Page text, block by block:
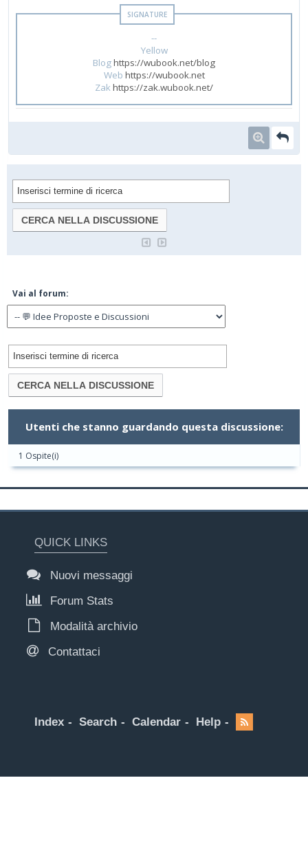
--
Yellow
Bloghttps://wubook.net/blog
Web https://wubook.net
Zakhttps://zak.wubook.net/
Vai al forum:
Utenti che stanno guardando questa discussione:
1 Ospite(i)
QUICK LINKS
Nuovi messaggi
Forum Stats
Modalità archivio
Contattaci
Index Search Calendar Help